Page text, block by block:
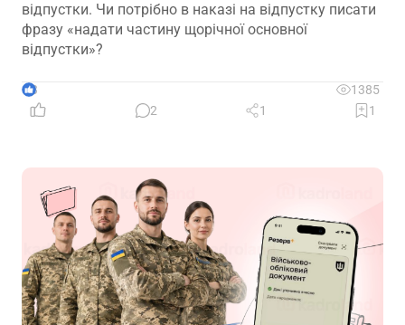
відпустки. Чи потрібно в наказі на відпустку писати
фразу «надати частину щорічної основної
відпустки»?
3
1385
2
1 1